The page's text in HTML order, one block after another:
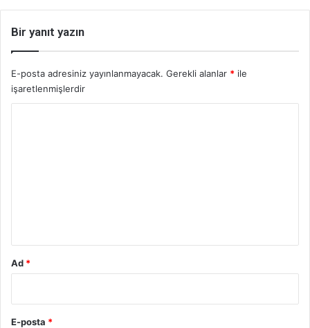
Bir yanıt yazın
E-posta adresiniz yayınlanmayacak. Gerekli alanlar * ile
işaretlenmişlerdir
Ad *
E-posta *